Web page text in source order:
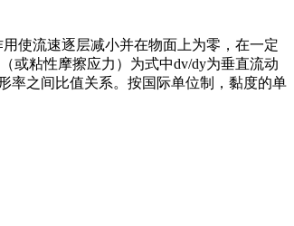
使流速逐层减小并在物面上为零，在一定
或粘性摩擦应力）为式中dv/dy为垂直流动
率之间比值关系。按国际单位制，黏度的单